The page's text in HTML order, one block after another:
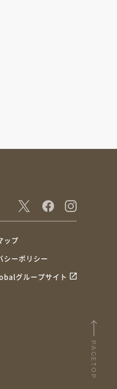
PAGETOP
ップ
シーポリシー
グループサイト